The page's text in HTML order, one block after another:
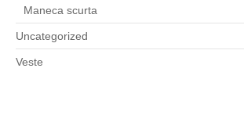
Maneca scurta
Uncategorized
Veste